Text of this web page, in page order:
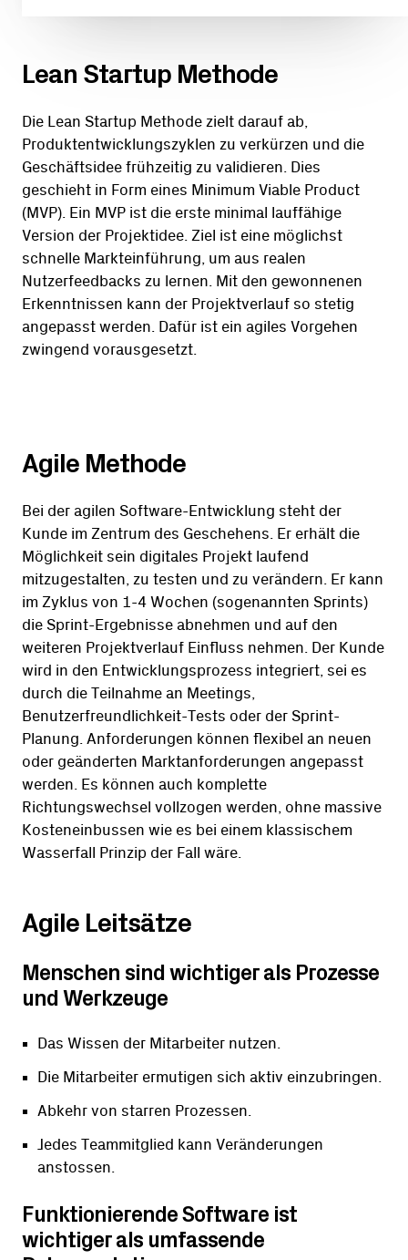
Lean Startup Methode
Die Lean Startup Methode zielt darauf ab,
Produktentwicklungszyklen zu verkürzen und die
Geschäftsidee frühzeitig zu validieren. Dies
geschieht in Form eines Minimum Viable Product
(MVP). Ein MVP ist die erste minimal lauffähige
Version der Projektidee. Ziel ist eine möglichst
schnelle Markteinführung, um aus realen
Nutzerfeedbacks zu lernen. Mit den gewonnenen
Erkenntnissen kann der Projektverlauf so stetig
angepasst werden. Dafür ist ein agiles Vorgehen
zwingend vorausgesetzt.
Agile Methode
Bei der agilen Software-Entwicklung steht der
Kunde im Zentrum des Geschehens. Er erhält die
Möglichkeit sein digitales Projekt laufend
mitzugestalten, zu testen und zu verändern. Er kann
im Zyklus von 1-4 Wochen (sogenannten Sprints)
die Sprint-Ergebnisse abnehmen und auf den
weiteren Projektverlauf Einfluss nehmen. Der Kunde
wird in den Entwicklungsprozess integriert, sei es
durch die Teilnahme an Meetings,
Benutzerfreundlichkeit-Tests oder der Sprint-
Planung. Anforderungen können flexibel an neuen
oder geänderten Marktanforderungen angepasst
werden. Es können auch komplette
Richtungswechsel vollzogen werden, ohne massive
Kosteneinbussen wie es bei einem klassischem
Wasserfall Prinzip der Fall wäre.
Agile Leitsätze
Menschen sind wichtiger als Prozesse
und Werkzeuge
Das Wissen der Mitarbeiter nutzen.
Die Mitarbeiter ermutigen sich aktiv einzubringen.
Abkehr von starren Prozessen.
Jedes Teammitglied kann Veränderungen
anstossen.
Funktionierende Software ist
wichtiger als umfassende